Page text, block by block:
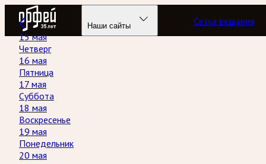
Радио Орфей
Наши сайты Сетка вещания
15 мая
Четверг
16 мая
Пятница
17 мая
Суббота
18 мая
Воскресенье
19 мая
Понедельник
20 мая